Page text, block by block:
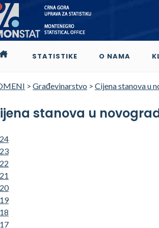
STATISTIKE O NAMA
> Građevinarstvo > Cijena stanova u
stanova u